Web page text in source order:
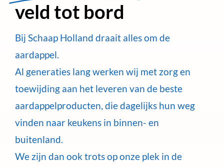
veld tot bord
Bij Schaap Holland draait alles om de
aardappel.
Al generaties lang werken wij met zorg en
toewijding aan het leveren van de beste
aardappelproducten, die dagelijks hun weg
vinden naar keukens in binnen- en
buitenland.
We zijn dan ook trots op onze plek in de